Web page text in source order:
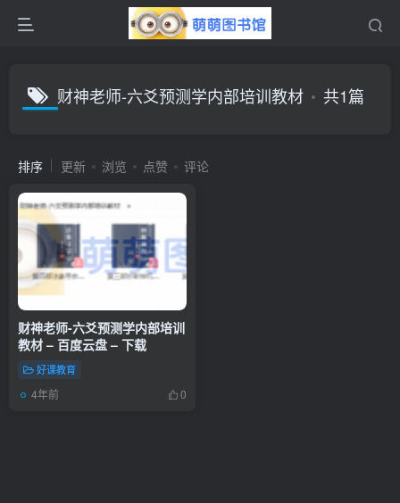
财神老师-六爻预测学内部培训教材 共1篇
排序 更新 浏览 点赞 评论
财神老师-六爻预测学内部培训
教材 – 百度云盘 – 下载
好课教育
4年前 0